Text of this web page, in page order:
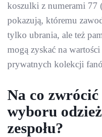
koszulki z numerami 77
pokazują, któremu
tylko ubrania, ale też
mogą zyskać na wartości
prywatnych kolekcji
Na co zwrócić
wyboru
zespołu?